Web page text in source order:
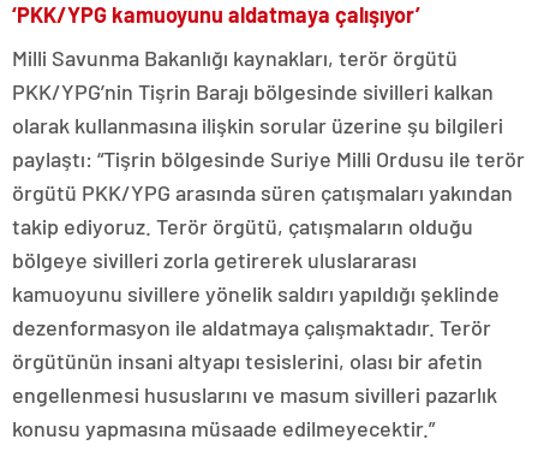
‘PKK/YPG kamuoyunu aldatmaya çalışıyor’
Milli Savunma Bakanlığı kaynakları, terör örgütü
PKK/YPG’nin Tişrin Barajı bölgesinde sivilleri kalkan
olarak kullanmasına ilişkin sorular üzerine şu bilgileri
paylaştı: “Tişrin bölgesinde Suriye Milli Ordusu ile terör
örgütü PKK/YPG arasında süren çatışmaları yakından
takip ediyoruz. Terör örgütü, çatışmaların olduğu
bölgeye sivilleri zorla getirerek uluslararası
kamuoyunu sivillere yönelik saldırı yapıldığı şeklinde
dezenformasyon ile aldatmaya çalışmaktadır. Terör
örgütünün insani altyapı tesislerini, olası bir afetin
engellenmesi hususlarını ve masum sivilleri pazarlık
konusu yapmasına müsaade edilmeyecektir.”